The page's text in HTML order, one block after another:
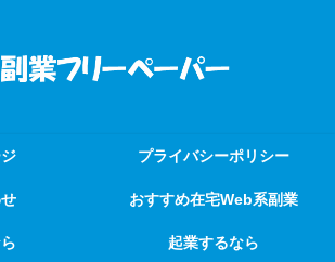
プライバシーポリシー
おすすめ在宅Web系副業
起業するなら